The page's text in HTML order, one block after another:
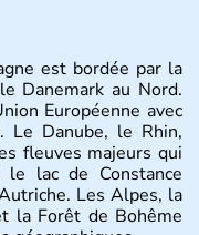
est bordée par la
Danemark au Nord.
Européenne avec
Danube, le Rhin,
fleuves majeurs qui
lac de Constance
Les Alpes, la
la Forêt de Bohême